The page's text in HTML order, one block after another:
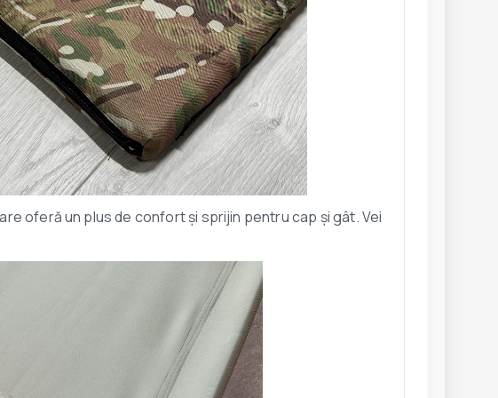
oferă un plus de confort și sprijin pentru cap și gât. Vei